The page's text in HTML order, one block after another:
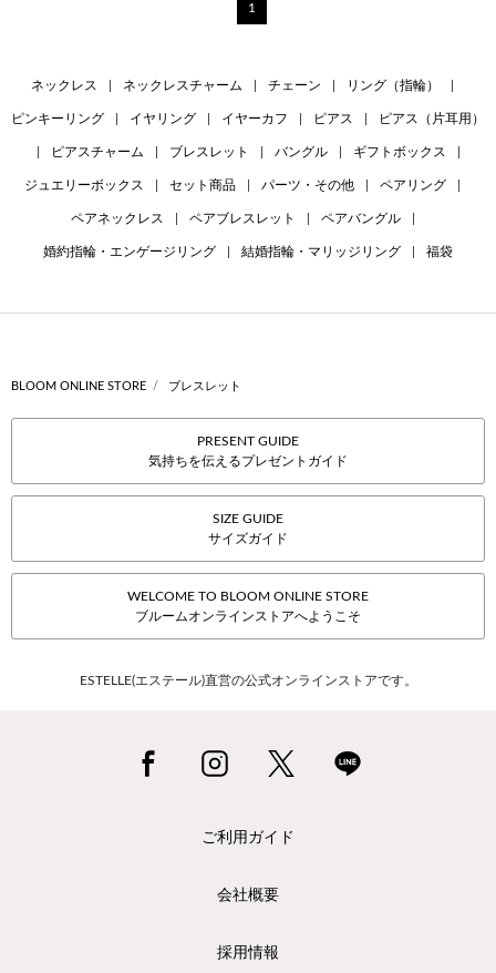
1
ネックレス ネックレスチャーム チェーン リング（指輪）
ピンキーリング イヤリング イヤーカフ ピアス ピアス（片耳用）
ピアスチャーム ブレスレット バングル ギフトボックス
ジュエリーボックス セット商品 パーツ・その他 ペアリング
ペアネックレス ペアブレスレット ペアバングル
婚約指輪・エンゲージリング 結婚指輪・マリッジリング 福袋
BLOOM ONLINE STORE ブレスレット
PRESENT GUIDE
気持ちを伝えるプレゼントガイド
SIZE GUIDE
サイズガイド
WELCOME TO BLOOM ONLINE STORE
ブルームオンラインストアへようこそ
ESTELLE(エステール)直営の公式オンラインストアです。
ご利用ガイド
会社概要
採用情報